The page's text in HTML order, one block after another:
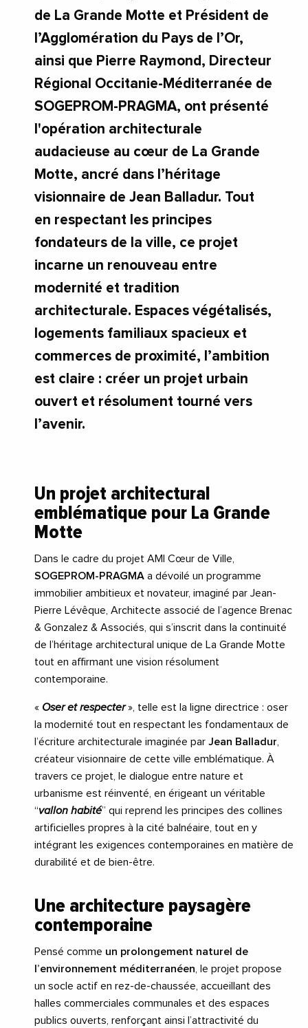
de La Grande Motte et Président de
l’Agglomération du Pays de l’Or,
ainsi que Pierre Raymond, Directeur
Régional Occitanie-Méditerranée de
SOGEPROM-PRAGMA, ont présenté
l'opération architecturale
audacieuse au cœur de La Grande
Motte, ancré dans l’héritage
visionnaire de Jean Balladur. Tout
en respectant les principes
fondateurs de la ville, ce projet
incarne un renouveau entre
modernité et tradition
architecturale. Espaces végétalisés,
logements familiaux spacieux et
commerces de proximité, l’ambition
est claire : créer un projet urbain
ouvert et résolument tourné vers
l’avenir.
Un projet architectural
emblématique pour La Grande
Motte
Dans le cadre du projet AMI Cœur de Ville,
SOGEPROM-PRAGMA a dévoilé un programme
immobilier ambitieux et novateur, imaginé par Jean-
Pierre Lévêque, Architecte associé de l’agence Brenac
& Gonzalez & Associés, qui s’inscrit dans la continuité
de l’héritage architectural unique de La Grande Motte
tout en affirmant une vision résolument
contemporaine.
« Oser et respecter», telle est la ligne directrice : oser
la modernité tout en respectant les fondamentaux de
l’écriture architecturale imaginée par Jean Balladur
créateur visionnaire de cette ville emblématique. À
travers ce projet, le dialogue entre nature et
urbanisme est réinventé, en érigeant un véritable
“vallon habité” qui reprend les principes des collines
artificielles propres à la cité balnéaire, tout en y
intégrant les exigences contemporaines en matière de
durabilité et de bien-être.
Une architecture paysagère
contemporaine
Pensé comme un prolongement naturel de
l’environnement méditerranéen , le projet propose
un socle actif en rez-de-chaussée, accueillant des
halles commerciales communales et des espaces
publics ouverts, renforçant ainsi l’attractivité du